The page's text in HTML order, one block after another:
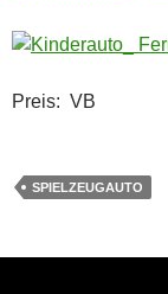
Preis: VB
SPIELZEUGAUTO